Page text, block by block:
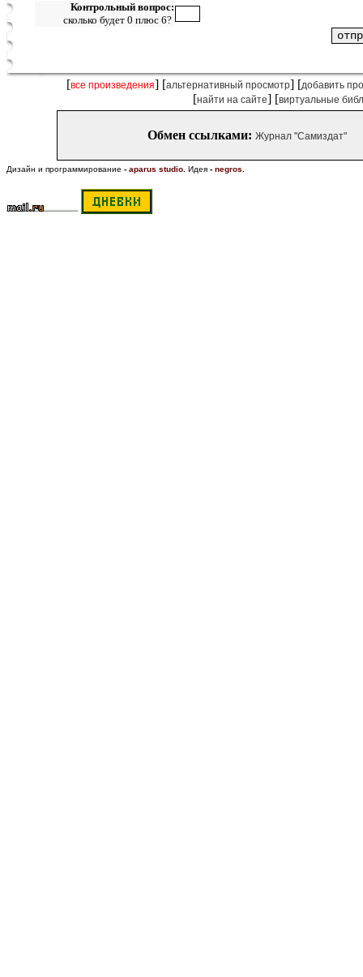
Контрольный вопрос:
сколько будет 0 плюс 6?
[все произведения] [альтернативный просмотр] [добавить
[найти на сайте] [виртуальные
Обмен ссылками: Журнал "Самиздат"
Дизайн и программирование - aparus studio Идея - negros